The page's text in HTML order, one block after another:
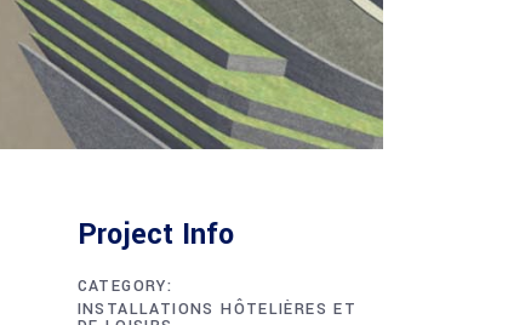
Project Info
CATEGORY:
INSTALLATIONS HÔTELIÈRES ET